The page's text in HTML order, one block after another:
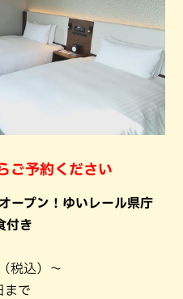
ご予約ください
ープン！ゆいレール県庁
付き
税込）〜
まで